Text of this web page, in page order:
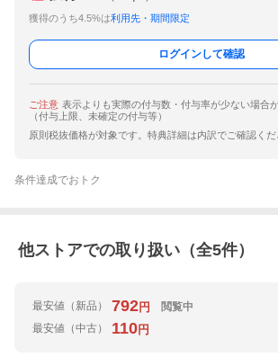
獲得のうち4.5%は利用先・期間限定
ログインして確認
ご注意 表示よりも実際の付与数・付与率が少ない場合
（付与上限、未確定の付与等）
原則税抜価格が対象です。特典詳細は内訳でご確認くだ
条件達成でおトク
他ストアでの取り扱い（全5件）
最安値 （新品） 792円
閲覧中
最安値 （中古） 110円